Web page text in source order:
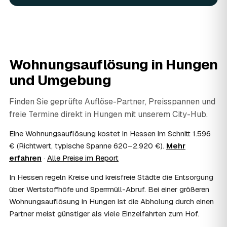
absetzbar?
In vielen Fällen ja: Als haushaltsnahe Dienstleistung
lassen sich Arbeits- und Fahrtkosten anteilig von der
Steuer absetzen, bei einer Auflösung im Erbfall unter
Umständen als Nachlassverbindlichkeit. Sie erhalten eine
ordentliche Rechnung mit ausgewiesenem Lohnanteil; die
genaue Anrechnung klären Sie mit Ihrem Steuerberater.
09 Muss ich bei der Wohnungsauflösung anwesend
sein?
Schlüsselübergabe ohne Sie ab — praktisch, wenn Sie
weiter entfernt wohnen. Sie können aber jederzeit dabei
sein, etwa um Wertsachen oder persönliche Unterlagen
10 Bekomme ich einen Entsorgungsnachweis?
Wohnungsauflösung in Hungen
und Umgebung
Finden Sie geprüfte Auflöse-Partner, Preisspannen und
freie Termine direkt in Hungen mit unserem City-Hub.
Eine Wohnungsauflösung kostet in Hessen im Schnitt 1.596
€ (Richtwert, typische Spanne 620–2.920 €). Mehr
erfahren · Alle Preise im Report
In Hessen regeln Kreise und kreisfreie Städte die Entsorgung
über Wertstoffhöfe und Sperrmüll-Abruf. Bei einer größeren
Wohnungsauflösung in Hungen ist die Abholung durch einen
Partner meist günstiger als viele Einzelfahrten zum Hof.